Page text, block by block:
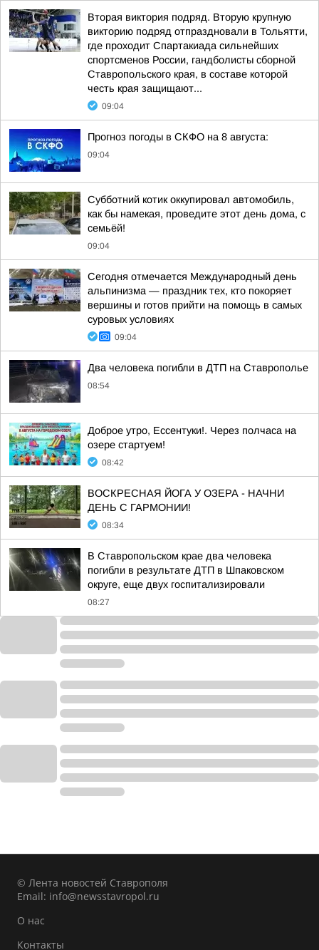
Вторая виктория подряд. Вторую крупную
викторию подряд отпраздновали в Тольятти,
где проходит Спартакиада сильнейших
спортсменов России, гандболисты сборной
Ставропольского края, в составе которой
честь края защищают...
09:04
Прогноз погоды в СКФО на 8 августа:
09:04
Субботний котик оккупировал автомобиль,
как бы намекая, проведите этот день дома, с
семьёй!
09:04
Сегодня отмечается Международный день
альпинизма — праздник тех, кто покоряет
вершины и готов прийти на помощь в самых
суровых условиях
09:04
Два человека погибли в ДТП на Ставрополье
08:54
Доброе утро, Ессентуки!. Через полчаса на
озере стартуем!
08:42
ВОСКРЕСНАЯ ЙОГА У ОЗЕРА - НАЧНИ
ДЕНЬ С ГАРМОНИИ!
08:34
В Ставропольском крае два человека
погибли в результате ДТП в Шпаковском
округе, еще двух госпитализировали
08:27
© Лента новостей Ставрополя
Email: info@newsstavropol.ru
О нас
Контакты